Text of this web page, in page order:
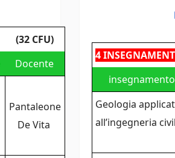
(32 CFU)
Docente
Pantaleone
De Vita
4
insegnamento
Geologia
all’ingegneria